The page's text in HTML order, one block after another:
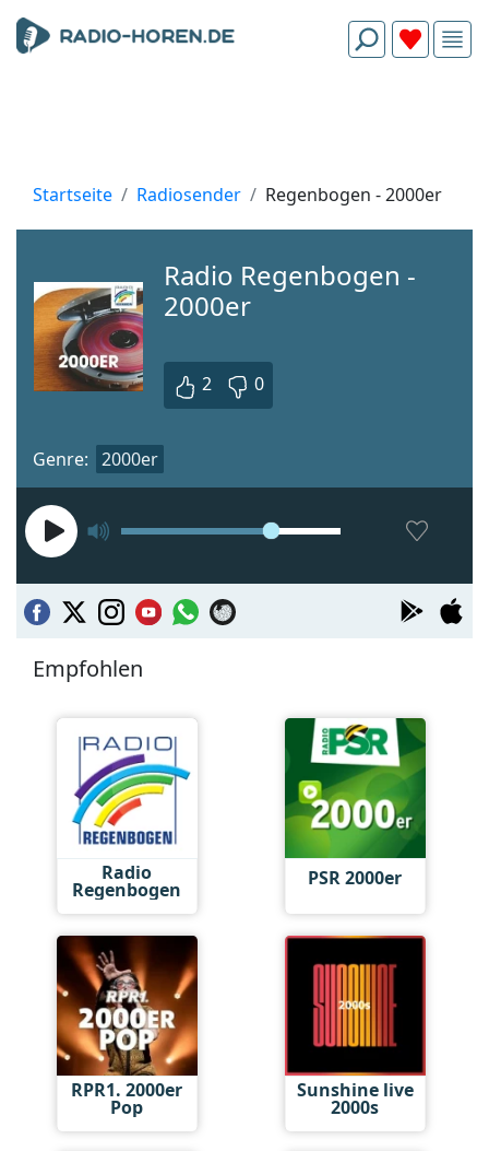
Startseite Radiosender Regenbogen - 2000er
Radio Regenbogen -
2000er
2 0
Genre: 2000er
Empfohlen
Radio
Regenbogen PSR 2000er
RPR1. 2000er
Pop
Sunshine live
2000s